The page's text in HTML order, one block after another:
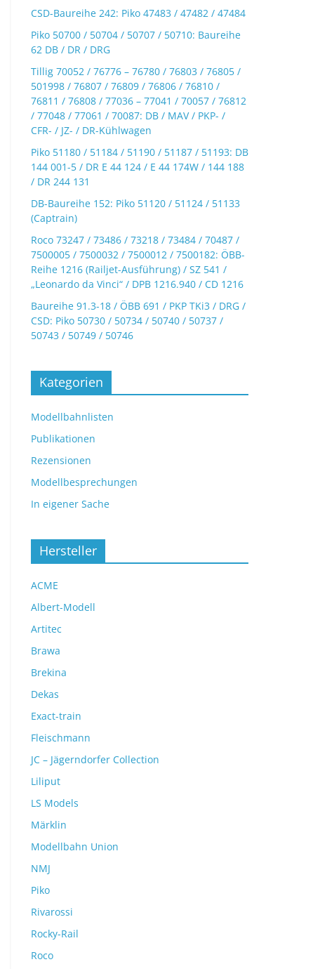
CSD-Baureihe 242: Piko 47483 / 47482 / 47484
Piko 50700 / 50704 / 50707 / 50710: Baureihe
62 DB / DR / DRG
Tillig 70052 / 76776 – 76780 / 76803 / 76805 /
501998 / 76807 / 76809 / 76806 / 76810 /
76811 / 76808 / 77036 – 77041 / 70057 / 76812
/ 77048 / 77061 / 70087: DB / MAV / PKP- /
CFR- / JZ- / DR-Kühlwagen
Piko 51180 / 51184 / 51190 / 51187 / 51193: DB
144 001-5 / DR E 44 124 / E 44 174W / 144 188
/ DR 244 131
DB-Baureihe 152: Piko 51120 / 51124 / 51133
(Captrain)
Roco 73247 / 73486 / 73218 / 73484 / 70487 /
7500005 / 7500032 / 7500012 / 7500182: ÖBB-
Reihe 1216 (Railjet-Ausführung) / SZ 541 /
„Leonardo da Vinci“ / DPB 1216.940 / CD 1216
Baureihe 91.3-18 / ÖBB 691 / PKP TKi3 / DRG /
CSD: Piko 50730 / 50734 / 50740 / 50737 /
50743 / 50749 / 50746
Kategorien
Modellbahnlisten
Publikationen
Rezensionen
Modellbesprechungen
In eigener Sache
Hersteller
ACME
Albert-Modell
Artitec
Brawa
Brekina
Dekas
Exact-train
Fleischmann
JC – Jägerndorfer Collection
Liliput
LS Models
Märklin
Modellbahn Union
NMJ
Piko
Rivarossi
Rocky-Rail
Roco